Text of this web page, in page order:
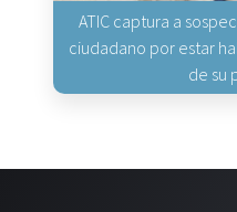
ATIC captura a
ciudadano por estar
de su